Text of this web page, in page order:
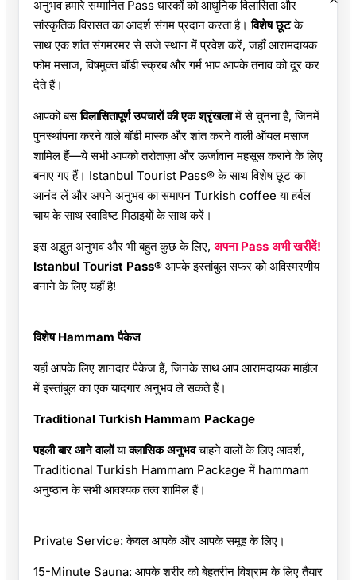
अनुभव हमारे सम्मानित Pass धारकों को आधुनिक विलासिता और
सांस्कृतिक विरासत का आदर्श संगम प्रदान करता है।विशेष छूटके
साथ एक शांत संगमरमर से सजे स्थान में प्रवेश करें, जहाँ आरामदायक
फोम मसाज, विषमुक्त बॉडी स्क्रब और गर्म भाप आपके तनाव को दूर कर
देते हैं।
आपको बसविलासितापूर्ण उपचारों की एक श्रृंखलामें से चुनना है, जिनमें
पुनर्स्थापना करने वाले बॉडी मास्क और शांत करने वाली ऑयल मसाज
शामिल हैं—ये सभी आपको तरोताज़ा और ऊर्जावान महसूस कराने के लिए
बनाए गए हैं। Istanbul Tourist Pass® के साथ विशेष छूट का
आनंद लें और अपने अनुभव का समापन Turkish coffee या हर्बल
चाय के साथ स्वादिष्ट मिठाइयों के साथ करें।
इस अद्भुत अनुभव और भी बहुत कुछ के लिए, अपना Pass अभी खरीदें!
Istanbul Tourist Pass® आपके इस्तांबुल सफर को अविस्मरणीय
बनाने के लिए यहाँ है!
विशेष Hammam पैकेज
यहाँ आपके लिए शानदार पैकेज हैं, जिनके साथ आप आरामदायक माहौल
में इस्तांबुल का एक यादगार अनुभव ले सकते हैं।
Traditional Turkish Hammam Package
पहली बार आने वालोंयाक्लासिक अनुभवचाहने वालों के लिए आदर्श,
Traditional Turkish Hammam Package में hammam
अनुष्ठान के सभी आवश्यक तत्व शामिल हैं।
Private Service: केवल आपके और आपके समूह के लिए।
15-Minute Sauna: आपके शरीर को बेहतरीन विश्राम के लिए तैयार